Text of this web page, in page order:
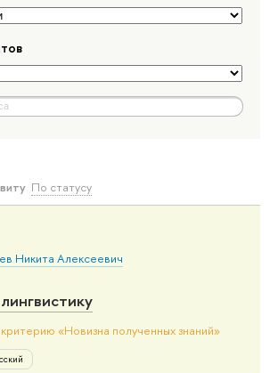
По статусу
Никита Алексеевич
«Новизна полученных знаний»